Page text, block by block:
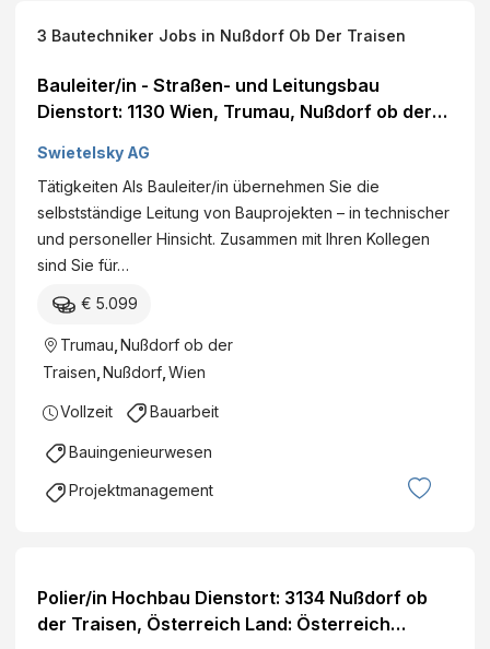
3 Bautechniker Jobs in Nußdorf Ob Der Traisen
Bauleiter/in - Straßen- und Leitungsbau
Dienstort: 1130 Wien, Trumau, Nußdorf ob der
Dienststelle: SWIETELSKY AG - Tiefbau NÖ
Nord Eintritt per: ab sofort Details
Swietelsky AG
Tätigkeiten Als Bauleiter/in übernehmen Sie die
selbstständige Leitung von Bauprojekten – in technischer
und personeller Hinsicht. Zusammen mit Ihren Kollegen
sind Sie für…
€ 5.099
Trumau Nußdorf ob der
Traisen Nußdorf Wien
Vollzeit Bauarbeit
Bauingenieurwesen
Projektmanagement
Polier/in Hochbau Dienstort: 3134 Nußdorf ob
der Traisen, Österreich Land: Österreich